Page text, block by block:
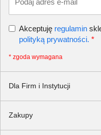
Dla Firm i Instytucji
Zakupy
Podaj adres e-mail
Akceptuję regulamin
polityką prywatności. *
* zgoda wymagana